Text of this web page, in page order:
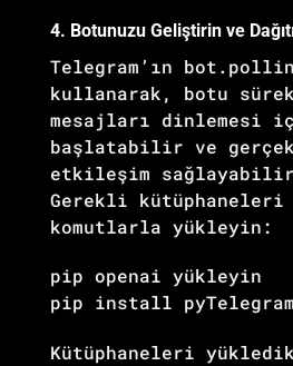
4. Botunuzu Geliştirin ve
Telegram’ın
kullanarak, botu
mesajları dinlemesi
başlatabilir ve gerçek
etkileşim
Gerekli kütüphaneleri
komutlarla yükleyin:
pip openai yükleyin
pip install
Kütüphaneleri